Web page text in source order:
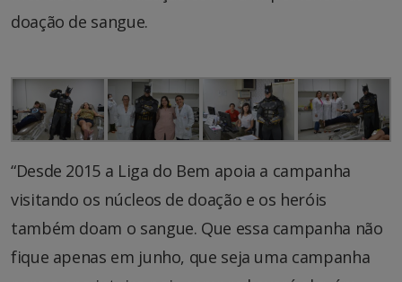
doação de sangue.
“Desde 2015 a Liga do Bem apoia a campanha
visitando os núcleos de doação e os heróis
também doam o sangue. Que essa campanha não
fique apenas em junho, que seja uma campanha